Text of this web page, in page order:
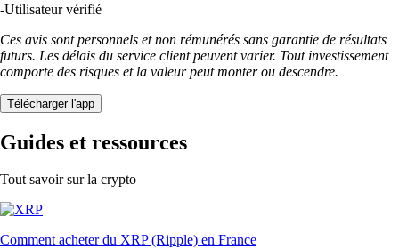
-Utilisateur vérifié
Ces avis sont personnels et non rémunérés sans garantie de résultats
futurs. Les délais du service client peuvent varier. Tout investissement
comporte des risques et la valeur peut monter ou descendre.
Télécharger l'app
Guides et ressources
Tout savoir sur la crypto
Comment acheter du XRP (Ripple) en France